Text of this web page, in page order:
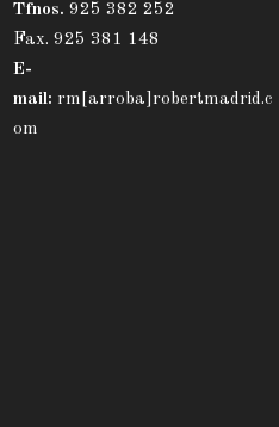
Tfnos. 925 382 252
Fax. 925 381 148
E-
mail: rm[arroba]robertmadrid.c
om